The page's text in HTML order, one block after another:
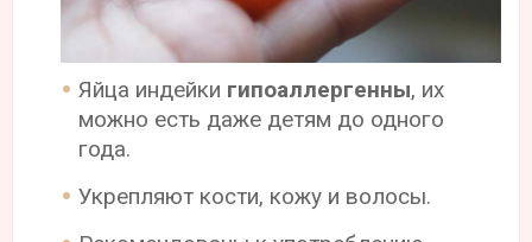
Яйца индейки гипоаллергенны, их
можно есть даже детям до одного
года.
Укрепляют кости, кожу и волосы.